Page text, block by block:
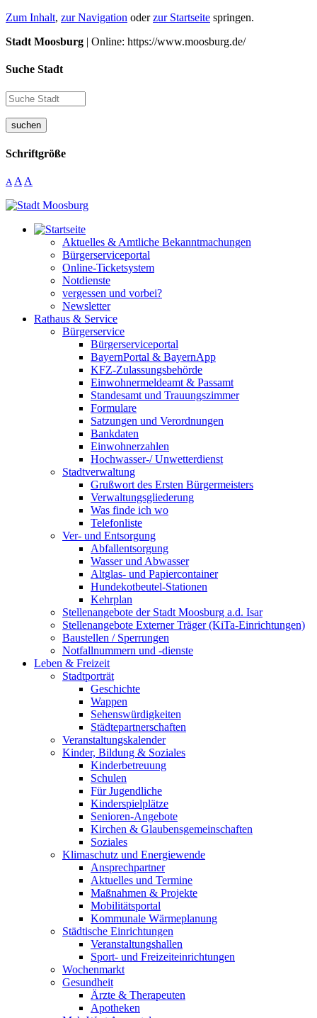
Zum Inhalt, zur Navigation oderzur Startseite springen.
Stadt Moosburg | Online: https://www.moosburg.de/
Suche Stadt
suchen
Schriftgröße
A A A
Aktuelles & Amtliche Bekanntmachungen
Bürgerserviceportal
Online-Ticketsystem
Notdienste
vergessen und vorbei?
Newsletter
Rathaus & Service
Bürgerservice
Bürgerserviceportal
BayernPortal & BayernApp
KFZ-Zulassungsbehörde
Einwohnermeldeamt & Passamt
Standesamt und Trauungszimmer
Formulare
Satzungen und Verordnungen
Bankdaten
Einwohnerzahlen
Hochwasser-/ Unwetterdienst
Stadtverwaltung
Grußwort des Ersten Bürgermeisters
Verwaltungsgliederung
Was finde ich wo
Telefonliste
Ver- und Entsorgung
Abfallentsorgung
Wasser und Abwasser
Altglas- und Papiercontainer
Hundekotbeutel-Stationen
Kehrplan
Stellenangebote der Stadt Moosburg a.d. Isar
Stellenangebote Externer Träger (KiTa-Einrichtungen)
Baustellen / Sperrungen
Notfallnummern und -dienste
Leben & Freizeit
Stadtporträt
Geschichte
Wappen
Sehenswürdigkeiten
Städtepartnerschaften
Veranstaltungskalender
Kinder, Bildung & Soziales
Kinderbetreuung
Schulen
Für Jugendliche
Kinderspielplätze
Senioren-Angebote
Kirchen & Glaubensgemeinschaften
Soziales
Klimaschutz und Energiewende
Ansprechpartner
Aktuelles und Termine
Maßnahmen & Projekte
Mobilitätsportal
Kommunale Wärmeplanung
Städtische Einrichtungen
Veranstaltungshallen
Sport- und Freizeiteinrichtungen
Wochenmarkt
Gesundheit
Ärzte & Therapeuten
Apotheken